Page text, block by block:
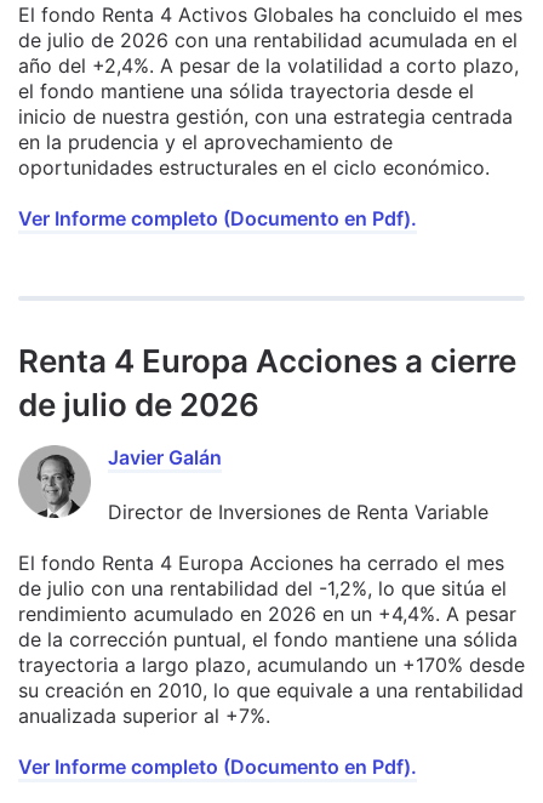
El fondo Renta 4 Activos Globales ha concluido el mes
de julio de 2026 con una rentabilidad acumulada en el
año del +2,4%. A pesar de la volatilidad a corto plazo,
el fondo mantiene una sólida trayectoria desde el
inicio de nuestra gestión, con una estrategia centrada
en la prudencia y el aprovechamiento de
oportunidades estructurales en el ciclo económico.
Ver Informe completo (Documento en Pdf).
Renta 4 Europa Acciones a cierre
de julio de 2026
Javier Galán
Director de Inversiones de Renta Variable
El fondo Renta 4 Europa Acciones ha cerrado el mes
de julio con una rentabilidad del -1,2%, lo que sitúa el
rendimiento acumulado en 2026 en un +4,4%. A pesar
de la corrección puntual, el fondo mantiene una sólida
trayectoria a largo plazo, acumulando un +170% desde
su creación en 2010, lo que equivale a una rentabilidad
anualizada superior al +7%.
Ver Informe completo (Documento en Pdf).